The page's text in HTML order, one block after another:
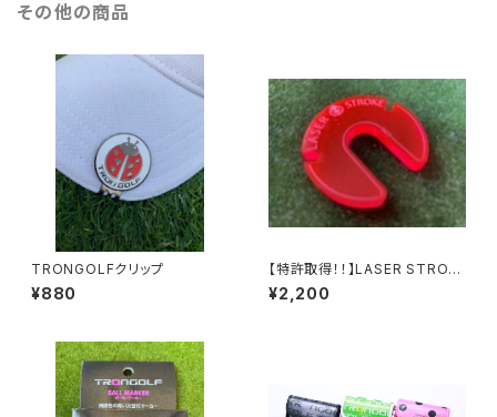
その他の商品
TRONGOLFクリップ
¥880
【特許取得！！】LASER STROK
E/レーザー ストローク versio
n２.５
¥2,200